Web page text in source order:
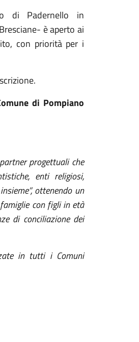
di Padernello in
è aperto ai
con priorità per i
di Pompiano
progettuali che
enti religiosi,
ottenendo un
con figli in età
di conciliazione dei
in tutti i Comuni